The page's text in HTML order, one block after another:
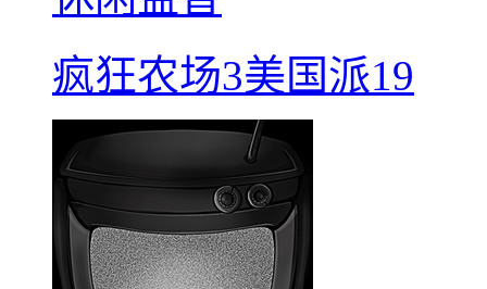
疯狂农场3美国派19